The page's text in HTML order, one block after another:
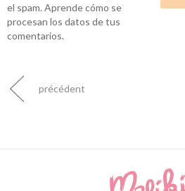
el spam. Aprende cómo se
procesan los datos de tus
comentarios.
précédent